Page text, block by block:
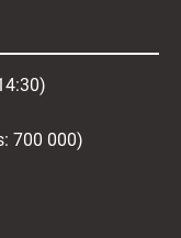
700 000)